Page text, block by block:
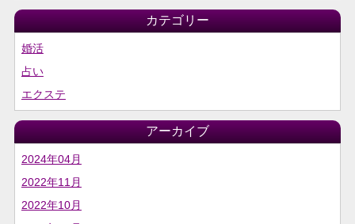
カテゴリー
婚活
占い
エクステ
アーカイブ
2024年04月
2022年11月
2022年10月